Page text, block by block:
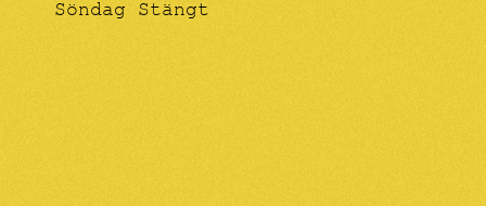
Söndag Stängt